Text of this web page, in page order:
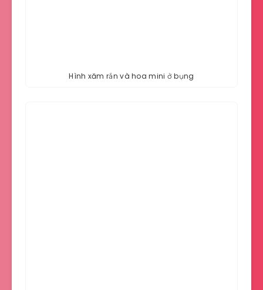
Hình xăm rắn và hoa mini ở bụng